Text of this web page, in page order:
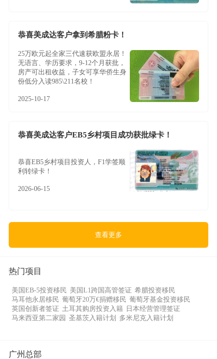
恭喜美成达客户拿到希腊粉卡！
25万欧元起全家三代速获欧盟永居！
无语言、学历要求，9-12个月获批，
房产可出租收益，子女可享华侨生身
份低分入读985\211名校！
2025-10-17
恭喜美成达客户EB5乡村项目成功获批绿卡！
恭喜EB5乡村项目投资人，F1学签顺
利转绿卡！
2026-06-15
查看更多
热门项目
美国EB-5投资移民 美国L1跨国高管签证 希腊投资移民
马耳他永居移民 葡萄牙20万€捐赠移民 葡萄牙基金投资移民
英国创新者签证 土耳其购房投资入籍 日本经营管理签证
马来西亚第二家园 圣基茨入籍计划 多米尼克入籍计划
广州总部